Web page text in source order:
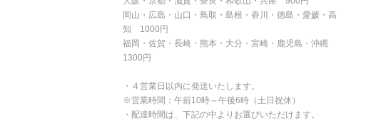
岡山・広島・山口・鳥取・島根・香川・徳島・愛媛・高
知 1000円
福岡・佐賀・長崎・熊本・大分・宮崎・鹿児島・沖縄
1300円
・４営業日以内に発送いたします。
※営業時間：午前10時～午後6時（土日祝休）
・配達時間は、下記の中よりお選びいただけます。